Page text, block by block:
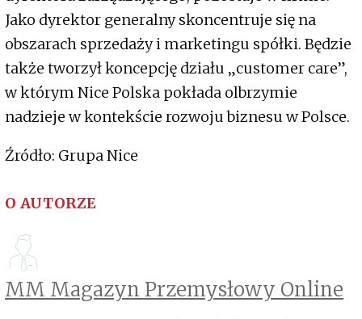
Jako dyrektor generalny skoncentruje się na
obszarach sprzedaży i marketingu spółki. Będzie
także tworzył koncepcję działu „customer care”,
w którym Nice Polska pokłada olbrzymie
nadzieje w kontekście rozwoju biznesu w Polsce.
Źródło: Grupa Nice
O AUTORZE
MM Magazyn Przemysłowy Online